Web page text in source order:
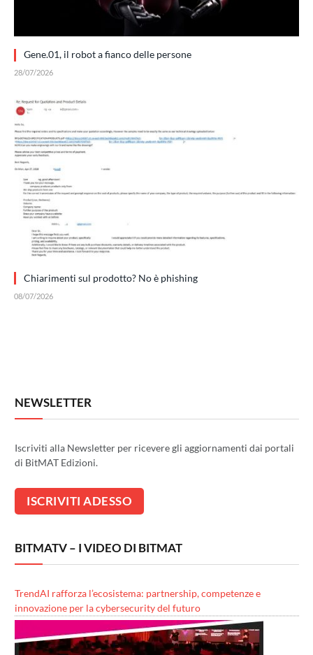
Gene.01, il robot a fianco delle persone
28/07/2026
Chiarimenti sul prodotto? No è phishing
08/07/2026
NEWSLETTER
Iscriviti alla Newsletter per ricevere gli aggiornamenti dai portali
di BitMAT Edizioni.
BITMATV – I VIDEO DI BITMAT
TrendAI rafforza l’ecosistema: partnership, competenze e
innovazione per la cybersecurity del futuro